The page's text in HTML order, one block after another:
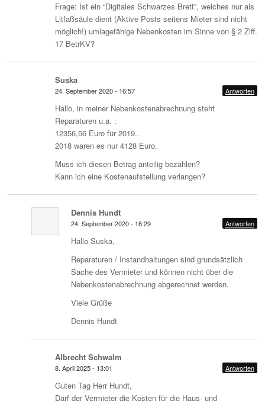
Frage: Ist ein “Digitales Schwarzes Brett”, welches nur als
Litfaßsäule dient (Aktive Posts seitens Mieter sind nicht
möglich!) umlagefähige Nebenkosten im Sinne von § 2 Ziff.
17 BetrKV?
Suska
24. September 2020 - 16:57 Antworten
Hallo, in meiner Nebenkostenabrechnung steht
Reparaturen u.a. :
12356,56 Euro für 2019..
2018 waren es nur 4128 Euro.
Muss ich diesen Betrag anteilig bezahlen?
Kann ich eine Kostenaufstellung verlangen?
Dennis Hundt
24. September 2020 - 18:29 Antworten
Hallo Suska,
Reparaturen / Instandhaltungen sind grundsätzlich
Sache des Vermieter und können nicht über die
Nebenkostenabrechnung abgerechnet werden.
Viele Grüße
Dennis Hundt
Albrecht Schwalm
8. April 2025 - 13:01 Antworten
Guten Tag Herr Hundt,
Darf der Vermieter die Kosten für die Haus- und